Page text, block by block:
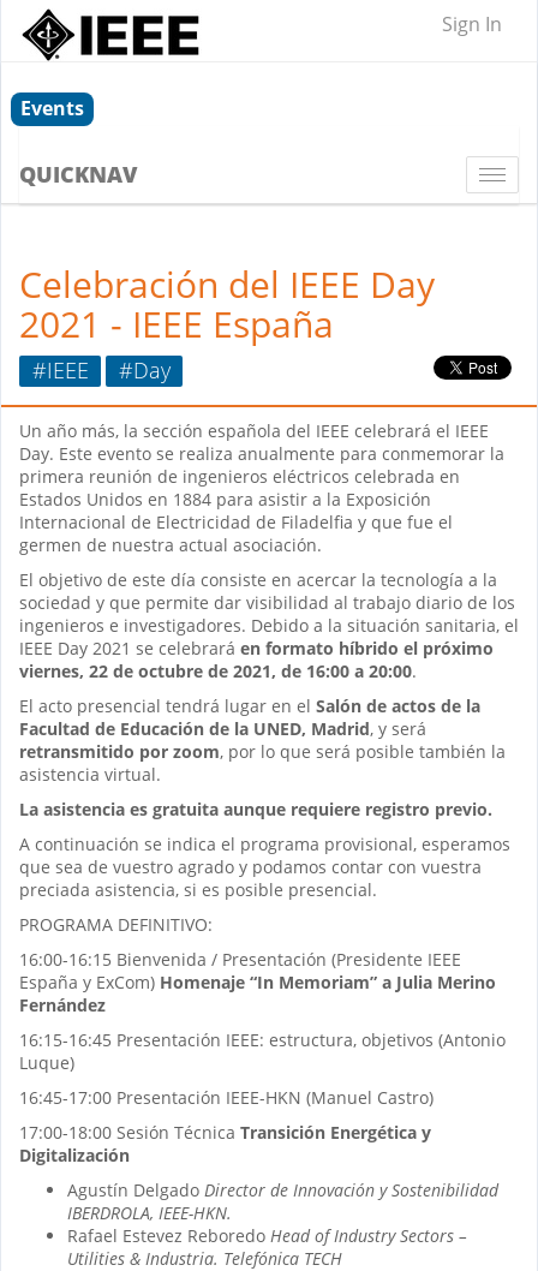
Sign In
Events
QUICKNAV
Celebración del IEEE Day
2021 - IEEE España
#IEEE #Day
Un año más, la sección española del IEEE celebrará el IEEE
Day. Este evento se realiza anualmente para conmemorar la
primera reunión de ingenieros eléctricos celebrada en
Estados Unidos en 1884 para asistir a la Exposición
Internacional de Electricidad de Filadelfia y que fue el
germen de nuestra actual asociación.
El objetivo de este día consiste en acercar la tecnología a la
sociedad y que permite dar visibilidad al trabajo diario de los
ingenieros e investigadores. Debido a la situación sanitaria, el
IEEE Day 2021 se celebrará en formato híbrido el próximo
viernes, 22 de octubre de 2021, de 16:00 a 20:00.
El acto presencial tendrá lugar en el Salón de actos de la
Facultad de Educación de la UNED, Madrid, y será
retransmitido por zoom, por lo que será posible también la
asistencia virtual.
La asistencia es gratuita aunque requiere registro previo.
A continuación se indica el programa provisional, esperamos
que sea de vuestro agrado y podamos contar con vuestra
preciada asistencia, si es posible presencial.
PROGRAMA DEFINITIVO:
16:00-16:15 Bienvenida / Presentación (Presidente IEEE
España y ExCom) Homenaje “In Memoriam” a Julia Merino
Fernández
16:15-16:45 Presentación IEEE: estructura, objetivos (Antonio
Luque)
16:45-17:00 Presentación IEEE-HKN (Manuel Castro)
17:00-18:00 Sesión Técnica Transición Energética y
Digitalización
Agustín Delgado Director de Innovación y Sostenibilidad
IBERDROLA, IEEE-HKN.
Rafael Estevez Reboredo Head of Industry Sectors –
Utilities & Industria. Telefónica TECH